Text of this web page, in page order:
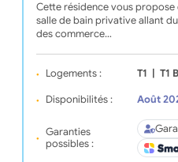
Cette résidence vous
salle de bain privative allant
des commerce…
Logements : T1 T1
Disponibilités : Août
Garanties
possibles :